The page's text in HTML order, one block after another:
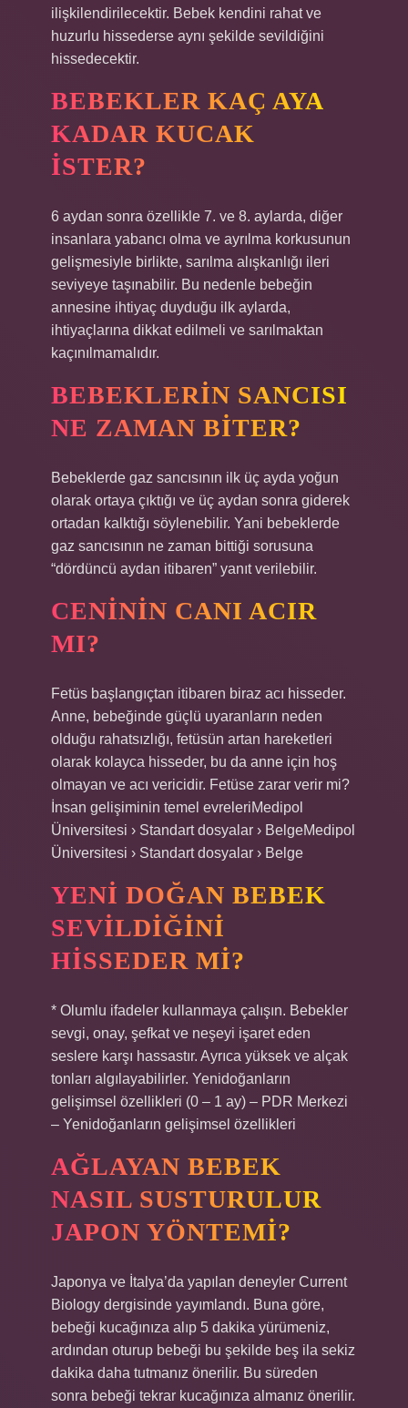
ilişkilendirilecektir. Bebek kendini rahat ve
huzurlu hissederse aynı şekilde sevildiğini
hissedecektir.
BEBEKLER KAÇ AYA
KADAR KUCAK
ISTER?
6 aydan sonra özellikle 7. ve 8. aylarda, diğer
insanlara yabancı olma ve ayrılma korkusunun
gelişmesiyle birlikte, sarılma alışkanlığı ileri
seviyeye taşınabilir. Bu nedenle bebeğin
annesine ihtiyaç duyduğu ilk aylarda,
ihtiyaçlarına dikkat edilmeli ve sarılmaktan
kaçınılmamalıdır.
BEBEKLERIN SANCISI
NE ZAMAN BITER?
Bebeklerde gaz sancısının ilk üç ayda yoğun
olarak ortaya çıktığı ve üç aydan sonra giderek
ortadan kalktığı söylenebilir. Yani bebeklerde
gaz sancısının ne zaman bittiği sorusuna
“dördüncü aydan itibaren” yanıt verilebilir.
CENININ CANI ACIR
MI?
Fetüs başlangıçtan itibaren biraz acı hisseder.
Anne, bebeğinde güçlü uyaranların neden
olduğu rahatsızlığı, fetüsün artan hareketleri
olarak kolayca hisseder, bu da anne için hoş
olmayan ve acı vericidir. Fetüse zarar verir mi?
İnsan gelişiminin temel evreleriMedipol
Üniversitesi › Standart dosyalar › BelgeMedipol
Üniversitesi › Standart dosyalar › Belge
YENI DOĞAN BEBEK
SEVILDIĞINI
HISSEDER MI?
* Olumlu ifadeler kullanmaya çalışın. Bebekler
sevgi, onay, şefkat ve neşeyi işaret eden
seslere karşı hassastır. Ayrıca yüksek ve alçak
tonları algılayabilirler. Yenidoğanların
gelişimsel özellikleri (0 – 1 ay) – PDR Merkezi
– Yenidoğanların gelişimsel özellikleri
AĞLAYAN BEBEK
NASIL SUSTURULUR
JAPON YÖNTEMI?
Japonya ve İtalya’da yapılan deneyler Current
Biology dergisinde yayımlandı. Buna göre,
bebeği kucağınıza alıp 5 dakika yürümeniz,
ardından oturup bebeği bu şekilde beş ila sekiz
dakika daha tutmanız önerilir. Bu süreden
sonra bebeği tekrar kucağınıza almanız önerilir.